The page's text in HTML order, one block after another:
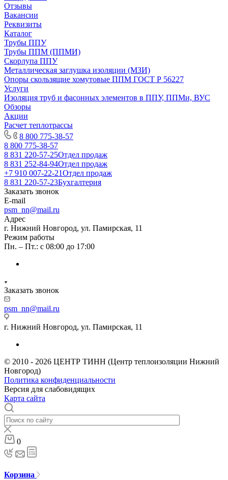
Отзывы
Вакансии
Реквизиты
Каталог
Трубы ППУ
Трубы ППМ (ППМИ)
Скорлупа ППУ
Металлическая заглушка изоляции (МЗИ)
Опоры скользящие хомутовые ППМ ГОСТ Р 56227
Услуги
Изоляция труб и фасонных элементов в ППУ, ППМи, ВУС
Обзоры
Акции
Расчет теплотрассы
8 800 775-38-57
8 800 775-38-57
8 831 220-57-25Отдел продаж
8 831 252-84-94Отдел продаж
+7 910 007-22-21Отдел продаж
8 831 220-57-23Бухгалтерия
Заказать звонок
E-mail
psm_nn@mail.ru
Адрес
г. Нижний Новгород, ул. Памирская, 11
Режим работы
Пн. – Пт.: с 08:00 до 17:00
Заказать звонок
psm_nn@mail.ru
г. Нижний Новгород, ул. Памирская, 11
© 2010 - 2026 ЦЕНТР ТИНН (Центр теплоизоляции Нижний
Новгород)
Политика конфиденциальности
Версия для слабовидящих
Карта сайта
0
Корзина